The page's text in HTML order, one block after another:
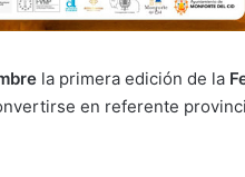
la primera edición de la
en referente